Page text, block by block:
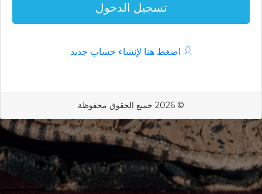
تسجيل الدخول
اضغط هنا لإنشاء حساب جديد
© 2026 جميع الحقوق محفوظة